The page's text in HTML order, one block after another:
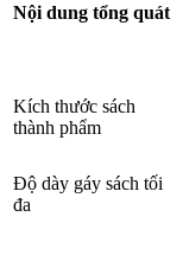
Nội dung tổng quát
Kích thước sách
thành phẩm
Độ dày gáy sách tối
đa